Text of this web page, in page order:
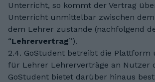
Unterricht, so kommt der Vertrag
Unterricht unmittelbar zwischen
dem Lehrer zustande (nachfolgend
“Lehrervertrag”).
2.4. GoStudent betreibt die
für Lehrer Lehrerverträge an Nutzer
GoStudent bietet darüber hinaus